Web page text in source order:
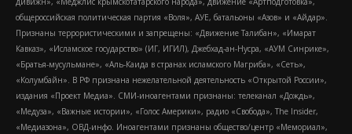
общероссийская политическая партия «Воля», АУЕ, батальоны «Азов» и «Айдар».
Признаны террористическими и запрещены: «Движение Талибан», «Имарат
Кавказ», «Исламское государство» (ИГ, ИГИЛ), Джебхад-ан-Нусра, «АУМ Синрике»,
«Братья-мусульмане», «Аль-Каида в странах исламского Магриба», «Сеть»,
«Колумбайн». В РФ признана нежелательной деятельность «Открытой России»,
издания «Проект Медиа». СМИ-иноагентами признаны: телеканал «Дождь»,
«Медуза», «Важные истории», «Голос Америки», радио «Свобода», The Insider,
«Медиазона», ОВД-инфо. Иноагентами признаны общество/центр «Мемориал»,